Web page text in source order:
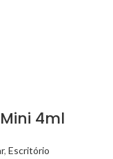
4ml
, Escritório